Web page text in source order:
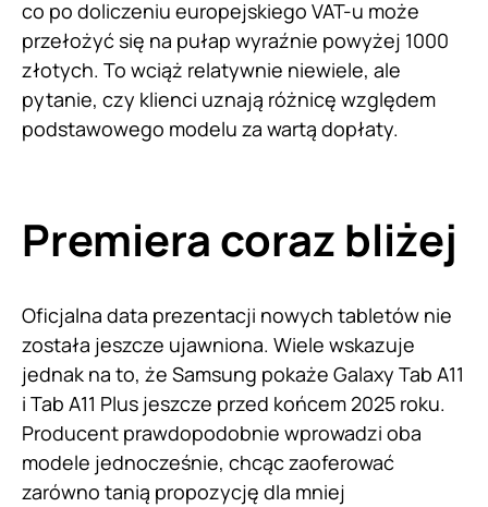
co po doliczeniu europejskiego VAT-u może
przełożyć się na pułap wyraźnie powyżej 1000
złotych. To wciąż relatywnie niewiele, ale
pytanie, czy klienci uznają różnicę względem
podstawowego modelu za wartą dopłaty.
Premiera coraz bliżej
Oficjalna data prezentacji nowych tabletów nie
została jeszcze ujawniona. Wiele wskazuje
jednak na to, że Samsung pokaże Galaxy Tab A11
i Tab A11 Plus jeszcze przed końcem 2025 roku.
Producent prawdopodobnie wprowadzi oba
modele jednocześnie, chcąc zaoferować
zarówno tanią propozycję dla mniej